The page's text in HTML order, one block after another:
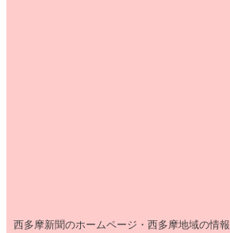
西多摩新聞のホームページ・西多摩地域の情報